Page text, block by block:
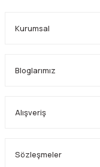
Kurumsal
Bloglarımız
Alışveriş
Sözleşmeler